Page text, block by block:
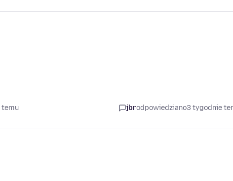
temu jbrodpowiedziano3 tygodnie